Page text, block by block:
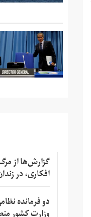
گزارش‌ها از
افکاری، در
دو فرمانده